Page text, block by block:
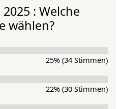
: Welche
wählen?
25% (34 Stimmen)
22% (30 Stimmen)